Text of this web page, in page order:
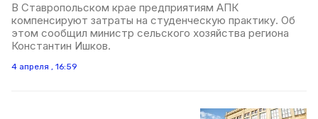
В Ставропольском крае предприятиям АПК
компенсируют затраты на студенческую практику. Об
этом сообщил министр сельского хозяйства региона
Константин Ишков.
4 апреля , 16:59